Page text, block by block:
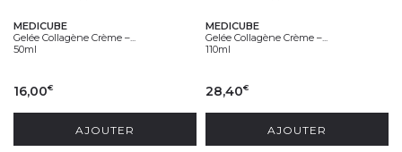
MEDICUBE
Gelée Collagène Crème –...
50ml
16,00€
AJOUTER
MEDICUBE
Gelée Collagène Crème –...
110ml
28,40€
AJOUTER